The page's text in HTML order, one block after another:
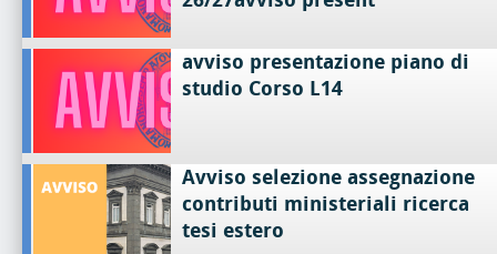
avviso presentazione piano di
studio Corso L14
Avviso selezione assegnazione
contributi ministeriali ricerca
tesi estero